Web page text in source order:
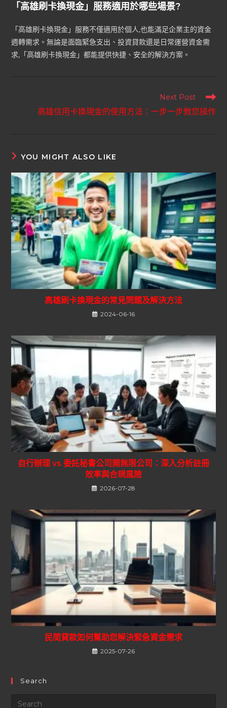
「高雄刷卡換現金」服務適用於哪些場景?
「高雄刷卡換現金」服務不僅適用於個人,也能滿足企業主的資金
週轉需求。無論是面臨緊急支出、投資貸款還是日常運營資金需
求,「高雄刷卡換現金」都能提供快捷、安全的解決方案。
Next Post
高雄信用卡換現金的使用方法：一步一步教您操作
YOU MIGHT ALSO LIKE
高雄刷卡換現金的常見問題及解決方法
2024-06-16
自行辦理 vs 委託秘書公司開無限公司：深入分析註冊
效率與合規風險
2026-07-28
民間貸款如何幫助您解決緊急資金需求
2025-07-26
Search